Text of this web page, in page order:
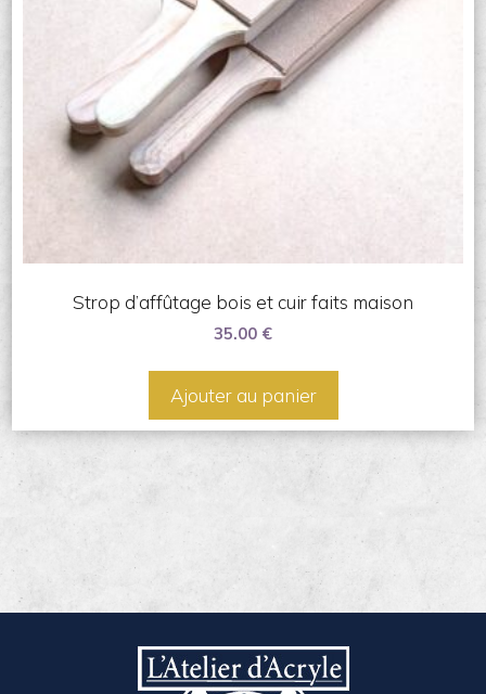
Strop d’affûtage bois et cuir faits maison
35.00 €
Ajouter au panier